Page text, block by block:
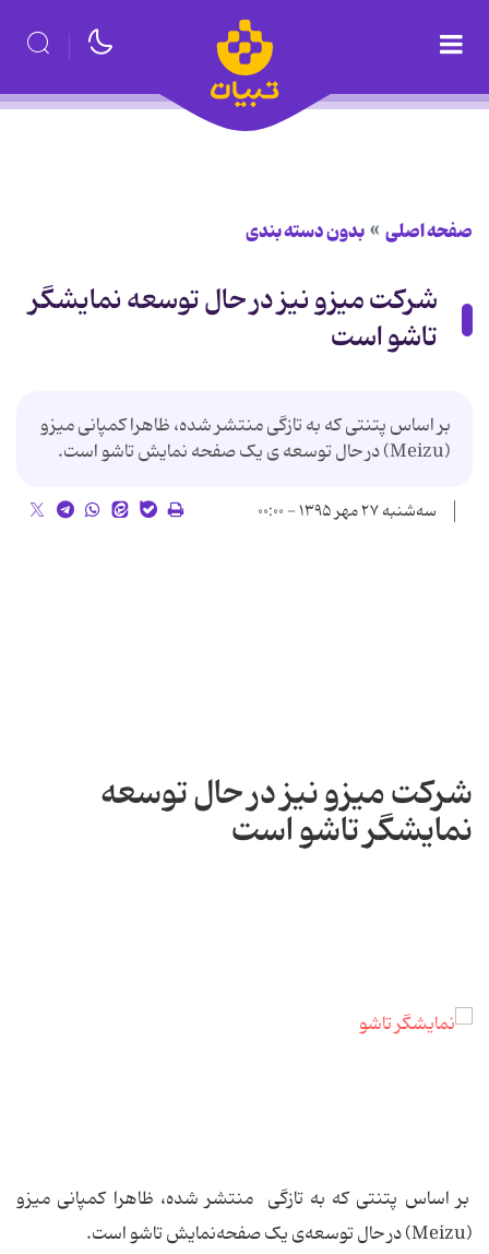
صفحه اصلی بدون دسته بندی
شرکت میزو نیز در حال توسعه نمایشگر
تاشو است
بر اساس پتنتی که به تازگی منتشر شده، ظاهرا کمپانی میزو
(Meizu) در حال توسعه ی یک صفحه نمایش تاشو است.
سه‌شنبه ۲۷ مهر ۱۳۹۵ - ۰۰:۰۰
شرکت میزو نیز در حال توسعه
نمایشگر تاشو است
بر اساس پتنتی که به تازگی منتشر شده، ظاهرا کمپانی میزو
(Meizu) در حال توسعه‌ی یک صفحه‌نمایش تاشو است.